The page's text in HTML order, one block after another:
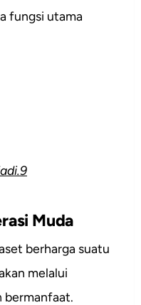
fungsi utama
Muda
berharga suatu
melalui
bermanfaat.